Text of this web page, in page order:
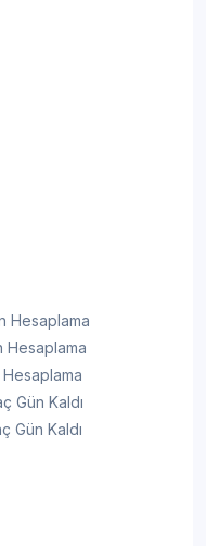
Hesaplama
Hesaplama
Gün Kaldı
Gün Kaldı